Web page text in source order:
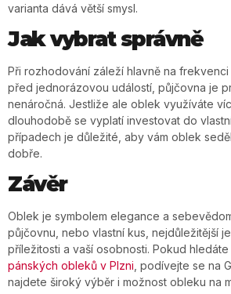
varianta dává větší smysl.
Jak vybrat správně
Při rozhodování záleží hlavně na
před jednorázovou událostí, půjčovna je
nenáročná. Jestliže ale oblek využíváte
dlouhodobě se vyplatí investovat do
případech je důležité, aby vám oblek
dobře.
Závěr
Oblek je symbolem elegance a
půjčovnu, nebo vlastní kus, nejdůležitější
příležitosti a vaší osobnosti. Pokud
pánských obleků v Plzni , podívejte se na
najdete široký výběr i možnost obleku na